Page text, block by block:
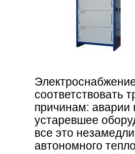
причинам: аварии
устаревшее
все это
автономного